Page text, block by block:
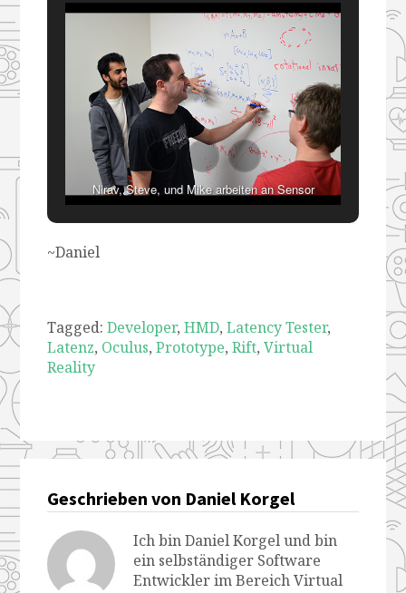
Nirav, Steve, und Mike arbeiten an Sensor
~Daniel
Tagged:Developer,HMD,Latency Tester,
Latenz, Oculus,Prototype,Rift,Virtual
Reality
Geschrieben von Daniel Korgel
Ich bin Daniel Korgel und bin
ein selbständiger Software
Entwickler im Bereich Virtual